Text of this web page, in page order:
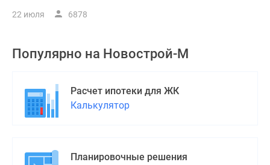
22 июля 6878
Популярно на Новострой-М
Расчет ипотеки для ЖК
Калькулятор
Планировочные решения